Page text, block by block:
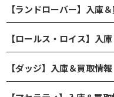
【ランドローバー】入庫
【ロールス・ロイス】入
【ダッジ】入庫＆買取情報